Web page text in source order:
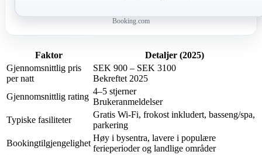
Booking.com
Faktor
Detaljer (2025)
Gjennomsnittlig pris
per natt
SEK 900 – SEK 3100
Bekreftet 2025
Gjennomsnittlig rating
4–5 stjerner
Brukeranmeldelser
Typiske fasiliteter
Gratis Wi-Fi, frokost inkludert, basseng/spa,
parkering
Bookingtilgjengelighet
Høy i bysentra, lavere i populære
ferieperioder og landlige områder